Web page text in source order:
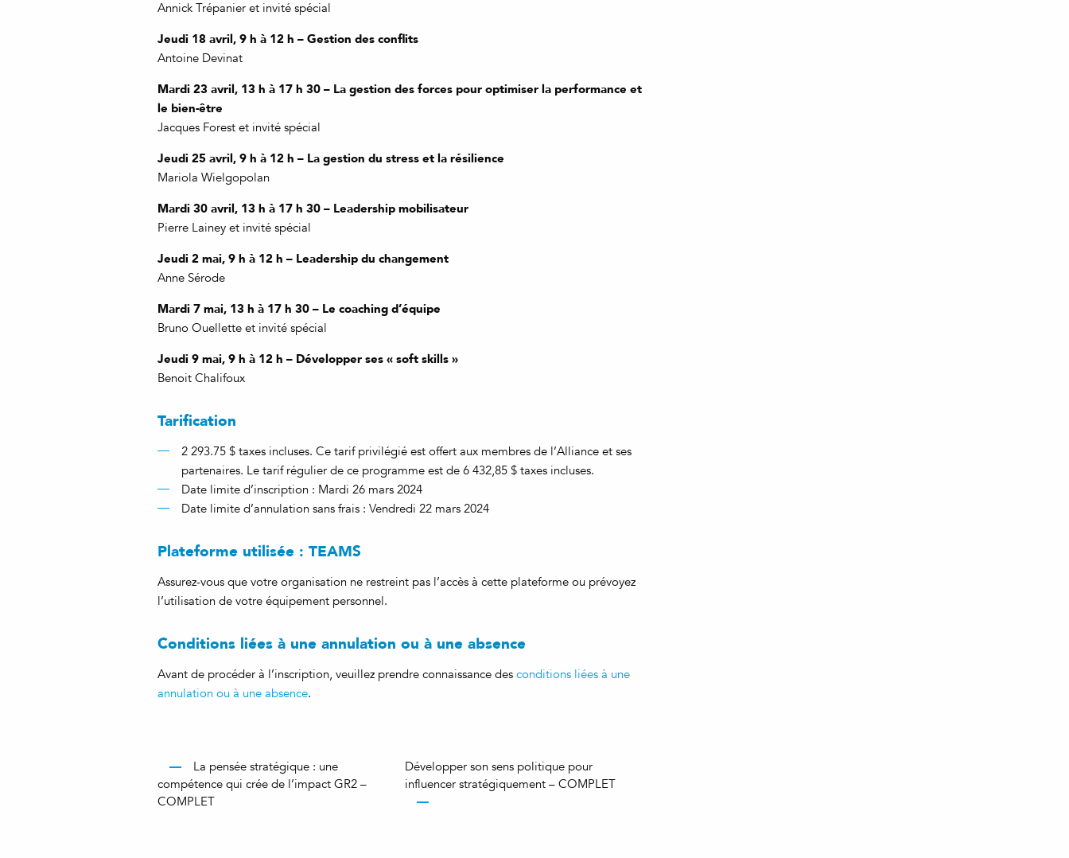
Annick Trépanier et invité spécial
Jeudi 18 avril, 9 h à 12 h – Gestion des conflits
Antoine Devinat
Mardi 23 avril, 13 h à 17 h 30 – La gestion des forces pour optimiser la performance et
le bien-être
Jacques Forest et invité spécial
Jeudi 25 avril, 9 h à 12 h – La gestion du stress et la résilience
Mariola Wielgopolan
Mardi 30 avril, 13 h à 17 h 30 – Leadership mobilisateur
Pierre Lainey et invité spécial
Jeudi 2 mai, 9 h à 12 h – Leadership du changement
Anne Sérode
Mardi 7 mai, 13 h à 17 h 30 – Le coaching d’équipe
Bruno Ouellette et invité spécial
Jeudi 9 mai, 9 h à 12 h – Développer ses « soft skills »
Benoit Chalifoux
Tarification
2 293.75 $ taxes incluses. Ce tarif privilégié est offert aux membres de l’Alliance et ses
partenaires. Le tarif régulier de ce programme est de 6 432,85 $ taxes incluses.
Date limite d’inscription : Mardi 26 mars 2024
Date limite d’annulation sans frais : Vendredi 22 mars 2024
Plateforme utilisée : TEAMS
Assurez-vous que votre organisation ne restreint pas l’accès à cette plateforme ou prévoyez
l’utilisation de votre équipement personnel.
Conditions liées à une annulation ou à une absence
Avant de procéder à l’inscription, veuillez prendre connaissance des conditions liées à une
annulation ou à une absence.
La pensée stratégique : une
compétence qui crée de l’impact GR2 –
COMPLET
Développer son sens politique pour
influencer stratégiquement – COMPLET